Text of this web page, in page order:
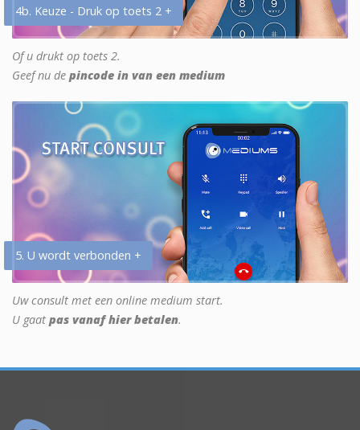
4b. Keuze - Druk op toets 2 +
Of u drukt op toets 2.
Geef nu de pincode in van een medium
5. U wordt verbonden +
Uw consult met een online medium start.
U gaat pas vanaf hier betalen.